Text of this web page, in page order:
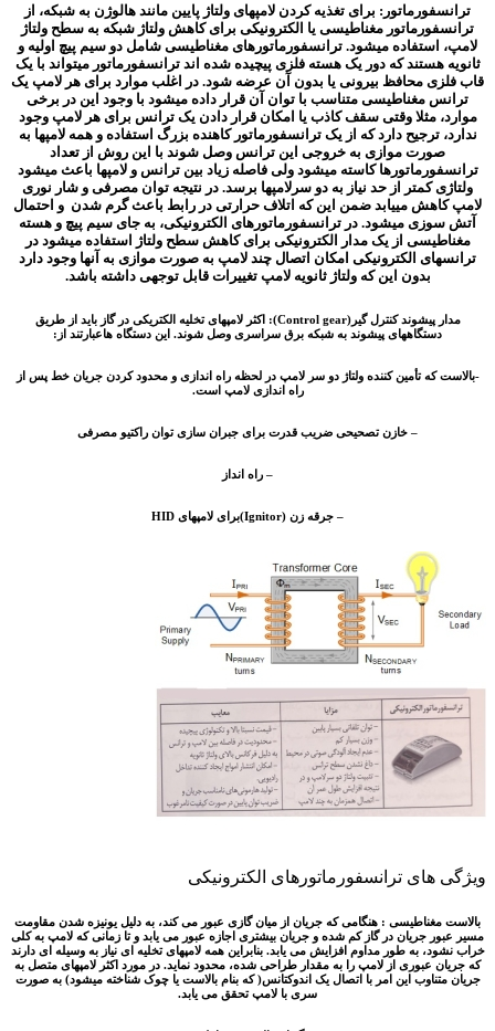
برای تغذیه کردن لامپهای ولتاژ پایین مانند هالوژن به شبکه، از
مغناطیسی یا الکترونیکی برای کاهش ولتاژ شبکه به سطح ولتاژ
میشود. ترانسفورماتورهای مغناطیسی شامل دو سیم پیچ اولیه و
که دور یک هسته فلزی پیچیده شده اند ترانسفورماتور میتواند با یک
محافظ بیرونی یا بدون آن عرضه شود. در اغلب موارد برای هر لامپ یک
مغناطیسی متناسب با توان آن قرار داده میشود با وجود این در برخی
مثلا وقتی سقف کاذب یا امکان قرار دادن یک ترانس برای هر لامپ وجود
دارد که از یک ترانسفورماتور کاهنده بزرگ استفاده و همه لامپها به
موازی به خروجی این ترانس وصل شوند با این روش از تعداد
کاسته میشود ولی فاصله زیاد بین ترانس و لامپها باعث میشود
کمتر از حد نیاز به دو سرلامپها برسد. در نتیجه توان مصرفی و شار نوری
مییابد ضمن این که اتلاف حرارتی در رابط باعث گرم شدن و احتمال
میشود. در ترانسفورماتورهای الکترونیکی، به جای سیم پیچ و هسته
از یک مدار الکترونیکی برای کاهش سطح ولتاژ استفاده میشود در
الکترونیکی امکان اتصال چند لامپ به صورت موازی به آنها وجود دارد
بدون این که ولتاژ ثانویه لامپ تغییرات قابل توجهی داشته باشد.
مدار پیشوند کنترل گیر(Control gear): اکثر لامپهای تخلیه الکتریکی در گاز باید از طریق
پیشوند به شبکه برق سراسری وصل شوند. این دستگاه هاعبارتند از:
تأمین کننده ولتاژ دو سر لامپ در لحظه راه اندازی و محدود کردن جریان خط پس از
راه اندازی لامپ است.
– خازن تصحیحی ضریب قدرت برای جبران سازی توان راکتیو مصرفی
– جرقه زن (Ignitor)برای لامپهای HID
ترانسفورماتورهای الکترونیکی
: هنگامی که جریان از میان گازی عبور می کند، به دلیل یونیزه شدن مقاومت
جریان در گاز کم شده و جریان بیشتری اجازه عبور می یابد و تا زمانی که لامپ به کلی
به طور مداوم افزایش می یابد. بنابراین همه لامپهای تخلیه ای نیاز به وسیله ای دارند
از لامپ را به مقدار طراحی شده، محدود نماید. در مورد اکثر لامپهای متصل به
این امر با اتصال یک اندوکتانس( که بنام بالاست یا چوک شناخته میشود) به صورت
سری با لامپ تحقق می یابد.